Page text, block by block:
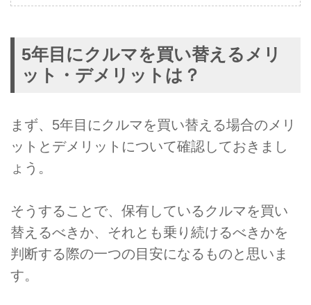
5年目にクルマを買い替えるメリ
ット・デメリットは？
まず、5年目にクルマを買い替える場合のメリ
ットとデメリットについて確認しておきまし
ょう。
そうすることで、保有しているクルマを買い
替えるべきか、それとも乗り続けるべきかを
判断する際の一つの目安になるものと思いま
す。